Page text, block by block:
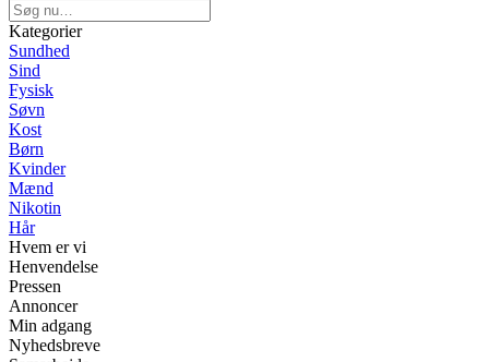
Kategorier
Sundhed
Sind
Fysisk
Søvn
Kost
Børn
Kvinder
Mænd
Nikotin
Hår
Hvem er vi
Henvendelse
Pressen
Annoncer
Min adgang
Nyhedsbreve